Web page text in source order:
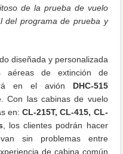
de la prueba de vuelo
del programa de prueba y
diseñada y personalizada
aéreas de extinción de
en el avión DHC-515
Con las cabinas de vuelo
en:CL-215T, CL-415, CL-
, los clientes podrán hacer
sin problemas entre
de cabina común